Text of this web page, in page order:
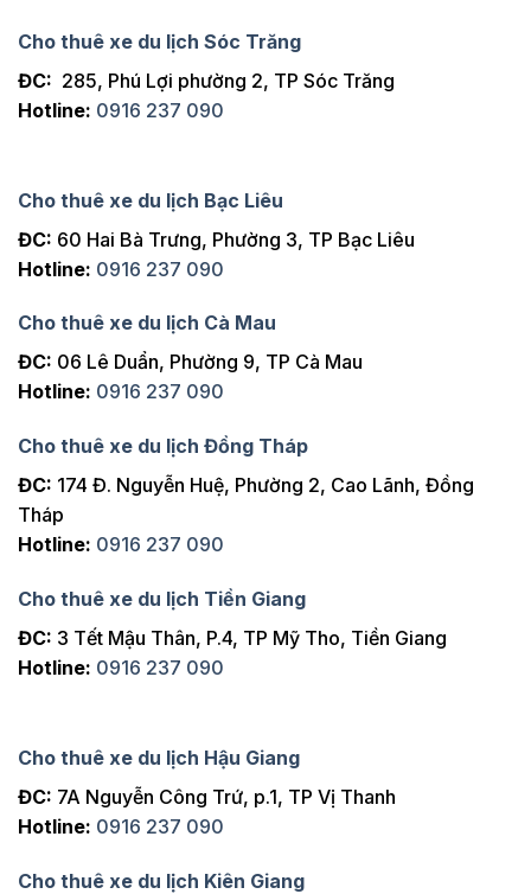
Cho thuê xe du lịch Sóc Trăng
ĐC: 285, Phú Lợi phường 2, TP Sóc Trăng
Hotline: 0916 237 090
Cho thuê xe du lịch Bạc Liêu
ĐC: 60 Hai Bà Trưng, Phường 3, TP Bạc Liêu
Hotline: 0916 237 090
Cho thuê xe du lịch Cà Mau
ĐC: 06 Lê Duẩn, Phường 9, TP Cà Mau
Hotline: 0916 237 090
Cho thuê xe du lịch Đồng Tháp
ĐC: 174 Đ. Nguyễn Huệ, Phường 2, Cao Lãnh, Đồng
Tháp
Hotline: 0916 237 090
Cho thuê xe du lịch Tiền Giang
ĐC: 3 Tết Mậu Thân, P.4, TP Mỹ Tho, Tiền Giang
Hotline: 0916 237 090
Cho thuê xe du lịch Hậu Giang
ĐC: 7A Nguyễn Công Trứ, p.1, TP Vị Thanh
Hotline: 0916 237 090
Cho thuê xe du lịch Kiên Giang